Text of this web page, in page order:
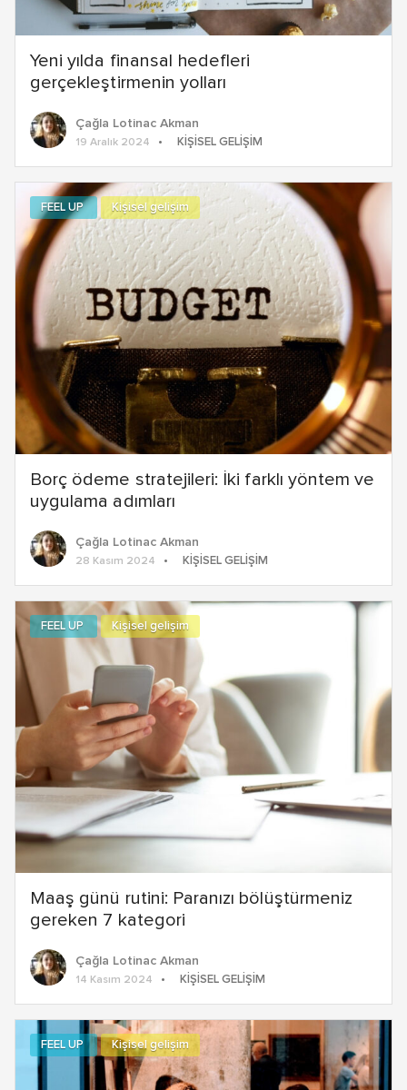
Yeni yılda finansal hedefleri
gerçekleştirmenin yolları
Çağla Lotinac Akman
19 Aralık 2024 KIŞISEL GELIŞIM
Borç ödeme stratejileri: İki farklı yöntem ve
uygulama adımları
FEEL UP Kişisel gelişim
Çağla Lotinac Akman
28 Kasım 2024 KIŞISEL GELIŞIM
Maaş günü rutini: Paranızı bölüştürmeniz
gereken 7 kategori
FEEL UP Kişisel gelişim
Çağla Lotinac Akman
14 Kasım 2024 KIŞISEL GELIŞIM
FEEL UP Kişisel gelişim